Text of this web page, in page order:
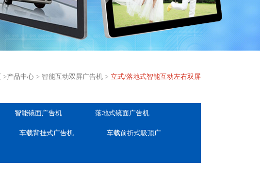
>产品中心 > 智能互动双屏广告机 > 立式/落地式智能互动左右双屏
智能镜面广告机 落地式镜面广告机
车载背挂式广告机 车载前折式吸顶广